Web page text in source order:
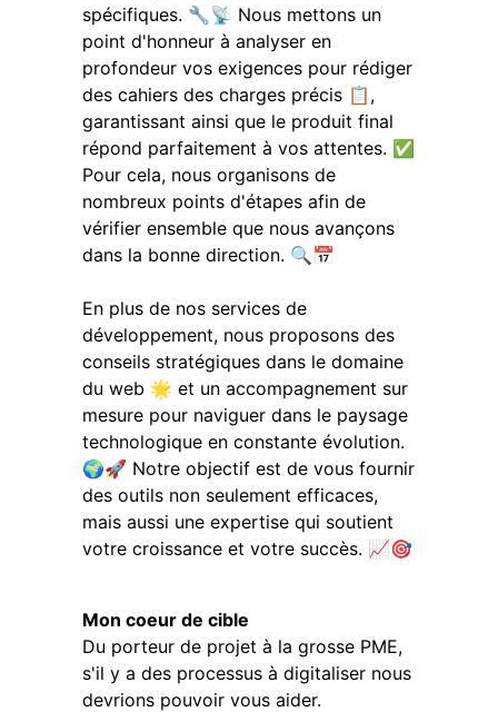
spécifiques. 🔧📡 Nous mettons un
point d'honneur à analyser en
profondeur vos exigences pour rédiger
des cahiers des charges précis 📋,
garantissant ainsi que le produit final
répond parfaitement à vos attentes. ✅
Pour cela, nous organisons de
nombreux points d'étapes afin de
vérifier ensemble que nous avançons
dans la bonne direction. 🔍📅
En plus de nos services de
développement, nous proposons des
conseils stratégiques dans le domaine
du web 🌟 et un accompagnement sur
mesure pour naviguer dans le paysage
technologique en constante évolution.
🌍🚀 Notre objectif est de vous fournir
des outils non seulement efficaces,
mais aussi une expertise qui soutient
votre croissance et votre succès. 📈🎯
Mon coeur de cible
Du porteur de projet à la grosse PME,
s'il y a des processus à digitaliser nous
devrions pouvoir vous aider.